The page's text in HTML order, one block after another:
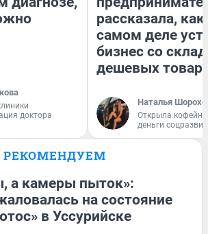
доктора
рассказала, как
самом деле
бизнес со
дешевых
Наталья
Открыла
деньги
РЕКОМЕНДУЕМ
а камеры пыток»:
на состояние
в Уссурийске